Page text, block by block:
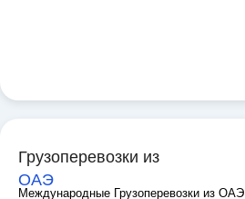
Грузоперевозки из
ОАЭ
Международные Грузоперевозки из ОАЭ